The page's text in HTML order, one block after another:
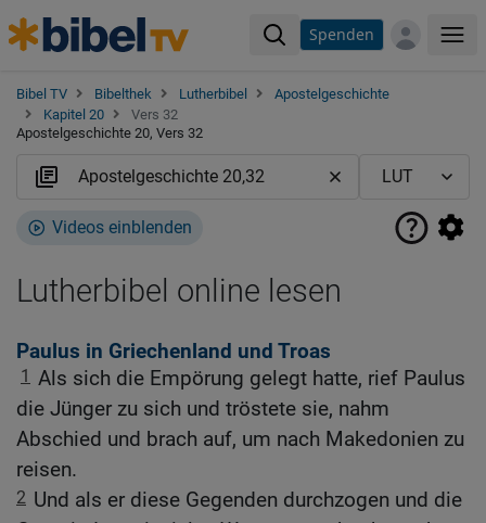
Spenden
Bibel TV Bibelthek Lutherbibel
Apostelgeschichte
Kapitel 20
Vers 32
Apostelgeschichte 20, Vers 32
Videos einblenden
Lutherbibel online lesen
Paulus in Griechenland und Troas
1 Als sich die Empörung gelegt hatte, rief Paulus
die Jünger zu sich und tröstete sie, nahm
Abschied und brach auf, um nach Makedonien zu
reisen.
2 Und als er diese Gegenden durchzogen und die